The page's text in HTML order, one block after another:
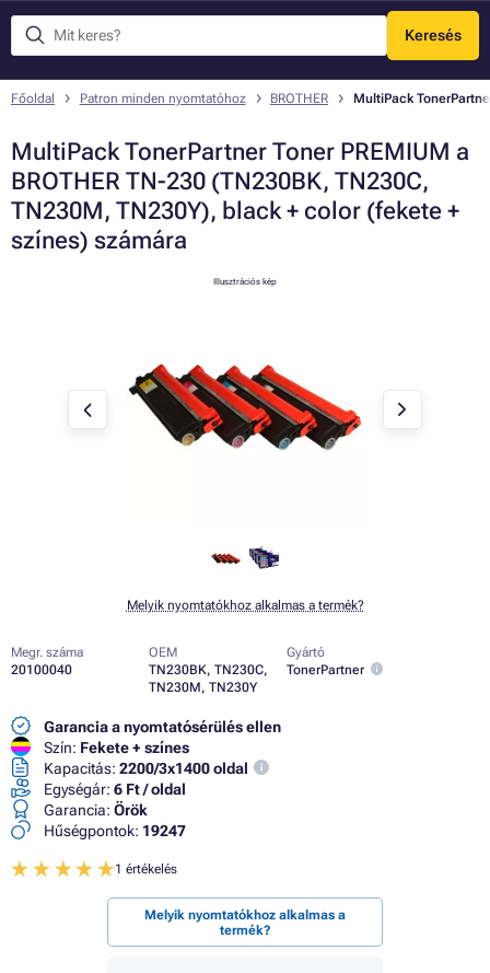
Keresés
Menü
Főoldal Patron minden nyomtatóhoz BROTHER MultiPack
MultiPack TonerPartner Toner PREMIUM a
BROTHER TN-230 (TN230BK, TN230C,
TN230M, TN230Y), black + color (fekete +
színes) számára
Illusztrációs kép
Melyik nyomtatókhoz alkalmas a termék?
Megr. száma
20100040
OEM
TN230BK, TN230C,
TN230M, TN230Y
Gyártó
TonerPartner
Garancia a nyomtatósérülés ellen
Szín: Fekete + színes
Kapacitás: 2200/3x1400 oldal
Egységár: 6 Ft / oldal
Garancia: Örök
Hűségpontok: 19247
1 értékelés
Melyik nyomtatókhoz alkalmas a
termék?